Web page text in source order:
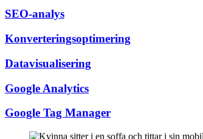
SEO-analys
Konverteringsoptimering
Datavisualisering
Google Analytics
Google Tag Manager